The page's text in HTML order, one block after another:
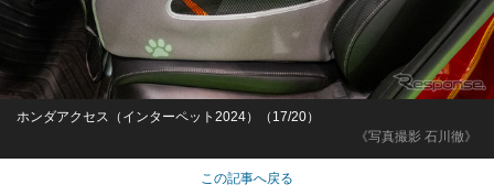
《写真撮影 石川徹》
ホンダアクセス（インターペット2024）（17/20）
この記事へ戻る